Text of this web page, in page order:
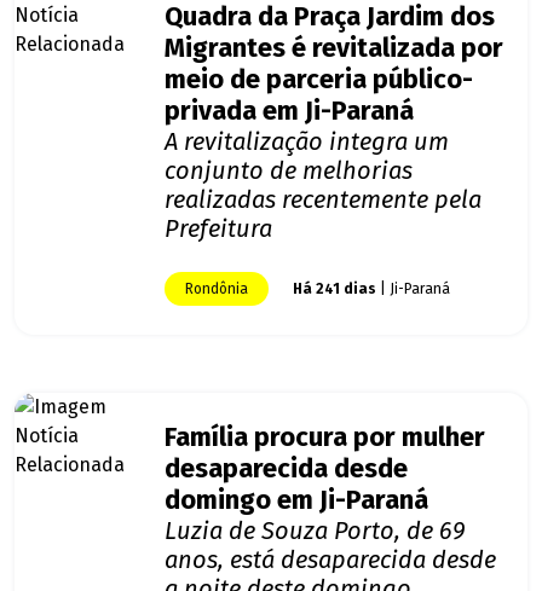
Quadra da Praça Jardim dos
Migrantes é revitalizada por
meio de parceria público-
privada em Ji-Paraná
A revitalização integra um
conjunto de melhorias
realizadas recentemente pela
Prefeitura
Rondônia Há 241 dias | Ji-Paraná
Família procura por mulher
desaparecida desde
domingo em Ji-Paraná
Luzia de Souza Porto, de 69
anos, está desaparecida desde